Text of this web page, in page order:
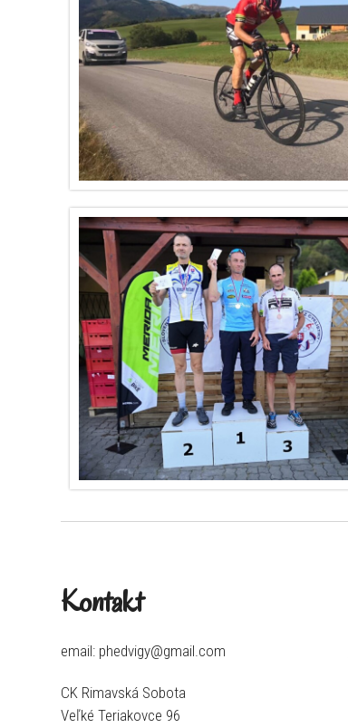
Kontakt
email: phedvigy@gmail.com
CK Rimavská Sobota
Veľké Teriakovce 96